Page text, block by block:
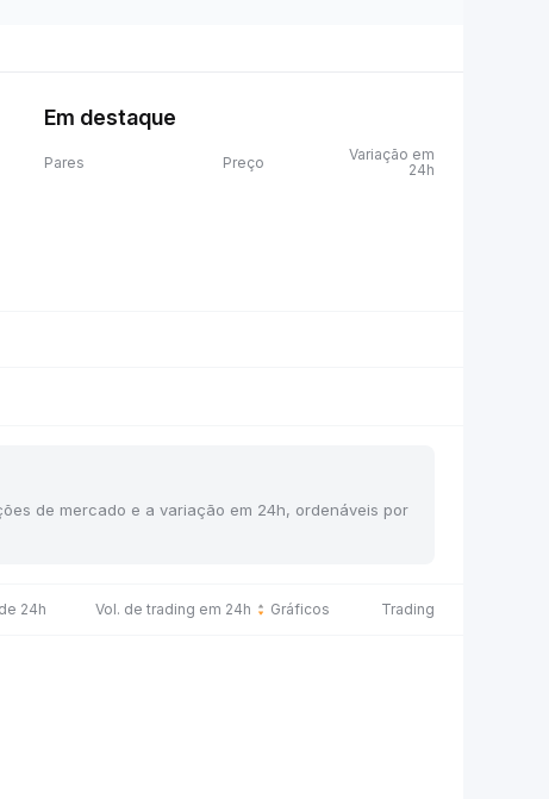
Em destaque
Pares Preço
Variação em
24h
de mercado e a variação em 24h, ordenáveis por
24h Vol. de trading em 24h Gráficos Trading